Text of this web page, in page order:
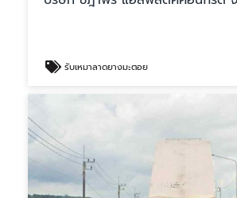
รับเหมาลาดยางมะตอย